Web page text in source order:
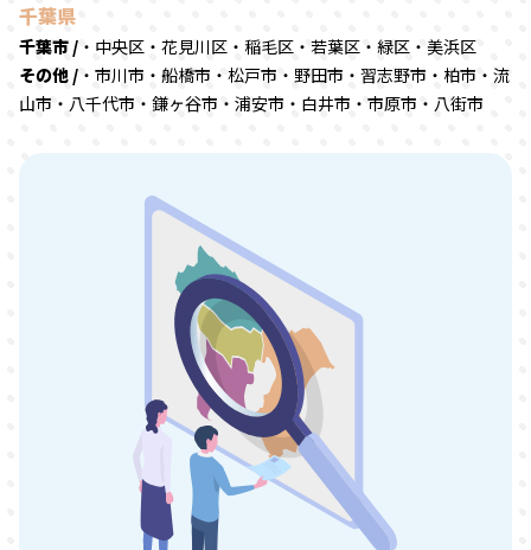
千葉県
千葉市 / ・中央区・花見川区・稲毛区・若葉区・緑区・美浜区
その他 / ・市川市・船橋市・松戸市・野田市・習志野市・柏市・流
山市・八千代市・鎌ヶ谷市・浦安市・白井市・市原市・八街市